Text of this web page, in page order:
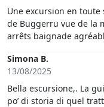
Une excursion en
de Buggerru vue de la
arrêts baignade
Simona B.
13/08/2025
Bella escursione,. La